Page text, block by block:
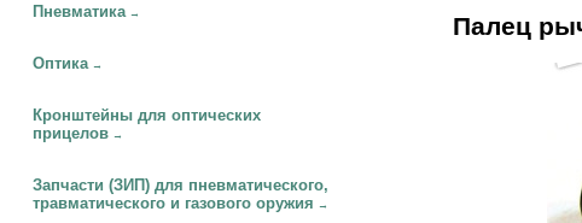
Пневматика →
Оптика →
Кронштейны для оптических
прицелов →
Запчасти (ЗИП) для пневматического,
травматического и газового оружия →
Палец